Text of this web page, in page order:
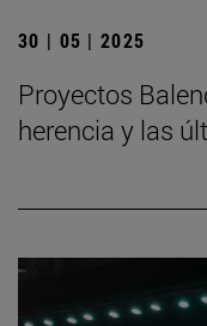
30 | 05 | 2025
Proyectos
herencia y las